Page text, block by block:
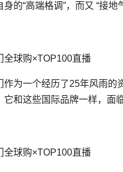
身的“高端格调”，而又 “接
全球购×TOP100直播
作为一个经历了25年风雨的
它和这些国际品牌一样，面
全球购×TOP100直播